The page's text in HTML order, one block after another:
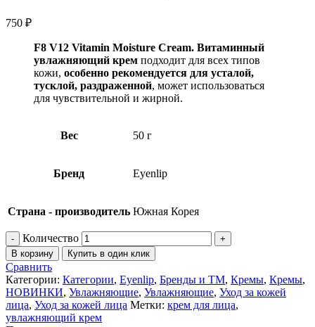
750 ₽
F8 V12 Vitamin Moisture Cream. Витаминный
увлажняющий крем подходит для всех типов
кожи, особенно рекомендуется для усталой,
тусклой, раздраженной, может использоваться
для чувствительной и жирной.
Вес 50 г
Бренд Eyenlip
Страна - производитель Южная Корея
Количество
В корзину Купить в один клик
Сравнить
Категории: Категории, Eyenlip, Бренды и ТМ, Кремы, Кремы,
НОВИНКИ, Увлажняющие, Увлажняющие, Уход за кожей
лица, Уход за кожей лица Метки: крем для лица,
увлажняющий крем